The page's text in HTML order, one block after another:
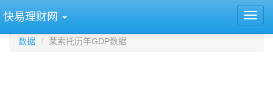
快易理财网
数据 莱索托历年GDP数据